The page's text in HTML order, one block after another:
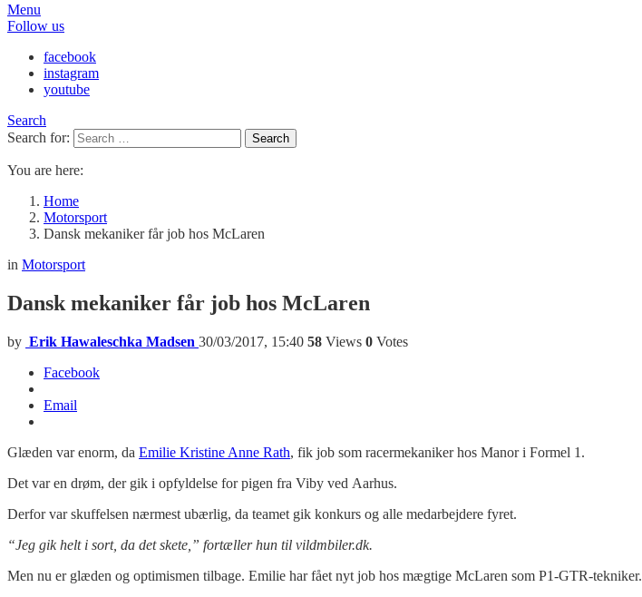
Menu
Follow us
facebook
instagram
youtube
Search
Search for:
Search
You are here:
Home
Motorsport
Dansk mekaniker får job hos McLaren
in Motorsport
Dansk mekaniker får job hos McLaren
by Erik Hawaleschka Madsen 30/03/2017, 15:40 58 Views 0 Votes
Facebook
Email
Glæden var enorm, da Emilie Kristine Anne Rath, fik job som racermekaniker hos Manor i Formel 1.
Det var en drøm, der gik i opfyldelse for pigen fra Viby ved Aarhus.
Derfor var skuffelsen nærmest ubærlig, da teamet gik konkurs og alle medarbejdere fyret.
“Jeg gik helt i sort, da det skete,” fortæller hun til vildmbiler.dk.
Men nu er glæden og optimismen tilbage. Emilie har fået nyt job hos mægtige McLaren som P1-GTR-tekniker.